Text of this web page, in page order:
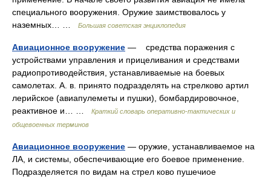
специального вооружения. Оружие заимствовалось у
наземных… …
Большая советская энциклопедия
Авиационное вооружение — средства поражения с
устройствами управления и прицеливания и средствами
радиопротиводействия, устанавливаемые на боевых
самолетах. А. в. принято подразделять на стрелково артил
лерийское (авиапулеметы и пушки), бомбардировочное,
реактивное и… …
Краткий словарь оперативно-тактических и
общевоенных терминов
Авиационное вооружение — оружие, устанавливаемое на
ЛА, и системы, обеспечивающие его боевое применение.
Подразделяется по видам на стрел ково пушечиое